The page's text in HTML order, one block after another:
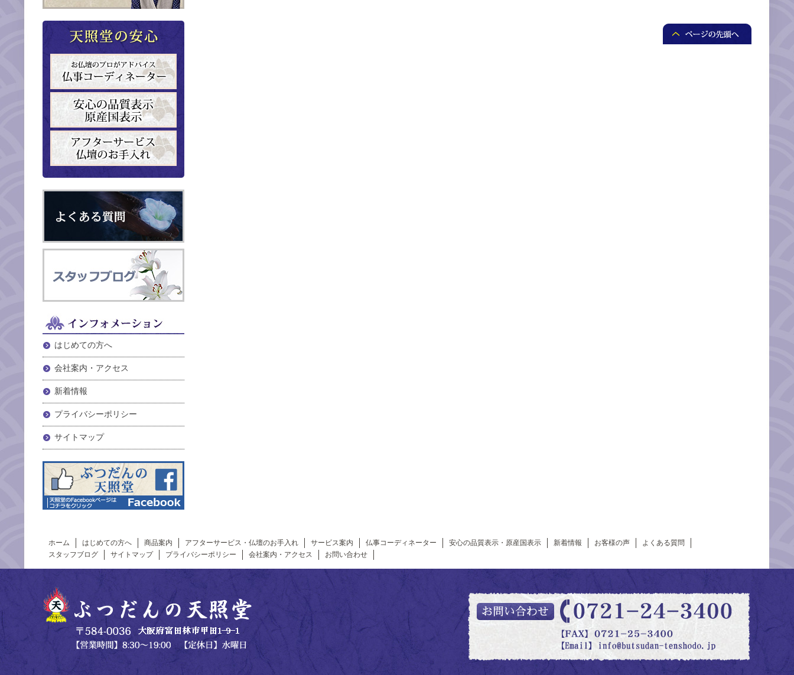
はじめての方へ
会社案内・アクセス
新着情報
プライバシーポリシー
サイトマップ
ホーム はじめての方へ 商品案内 アフターサービス・仏壇のお手入れ サービス案内 仏事コーディネーター 安心の品質表示・原産国表示 新着情報 お客様の声
よくある質問
スタッフブログ
サイトマップ プライバシーポリシー 会社案内・アクセス お問い合わせ